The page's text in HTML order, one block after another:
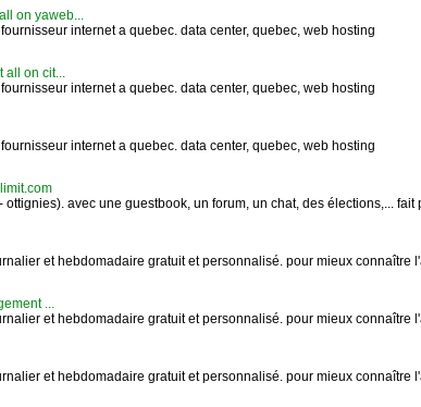
on yaweb...
internet a quebec. data center, quebec, web hosting
all on cit...
internet a quebec. data center, quebec, web hosting
internet a quebec. data center, quebec, web hosting
avec une guestbook, un forum, un chat, des élections,... fait
et hebdomadaire gratuit et personnalisé. pour mieux connaître
...
et hebdomadaire gratuit et personnalisé. pour mieux connaître
et hebdomadaire gratuit et personnalisé. pour mieux connaître